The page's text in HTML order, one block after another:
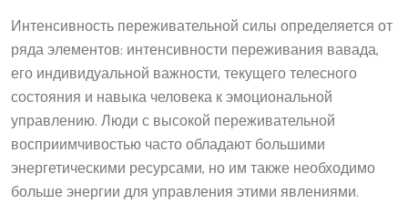
Интенсивность переживательной силы определяется от
ряда элементов: интенсивности переживания вавада,
его индивидуальной важности, текущего телесного
состояния и навыка человека к эмоциональной
управлению. Люди с высокой переживательной
восприимчивостью часто обладают большими
энергетическими ресурсами, но им также необходимо
больше энергии для управления этими явлениями.